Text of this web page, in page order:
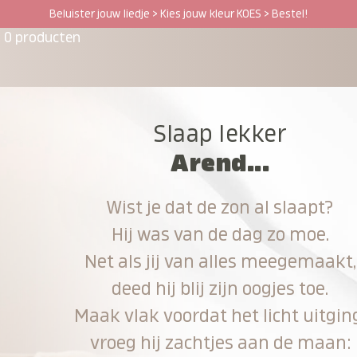
Beluister jouw liedje > Kies jouw kleur KOES > Bestel!
0 producten
Slaap lekker
Arend...
Wist je dat de zon al slaapt?
Hij was van de dag zo moe.
Net als jij van alles meegemaakt,
deed hij blij zijn oogjes toe.
Maak vlak voordat het licht
vroeg hij zachtjes aan de maan: